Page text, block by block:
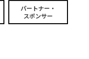
パートナー・
スポンサー